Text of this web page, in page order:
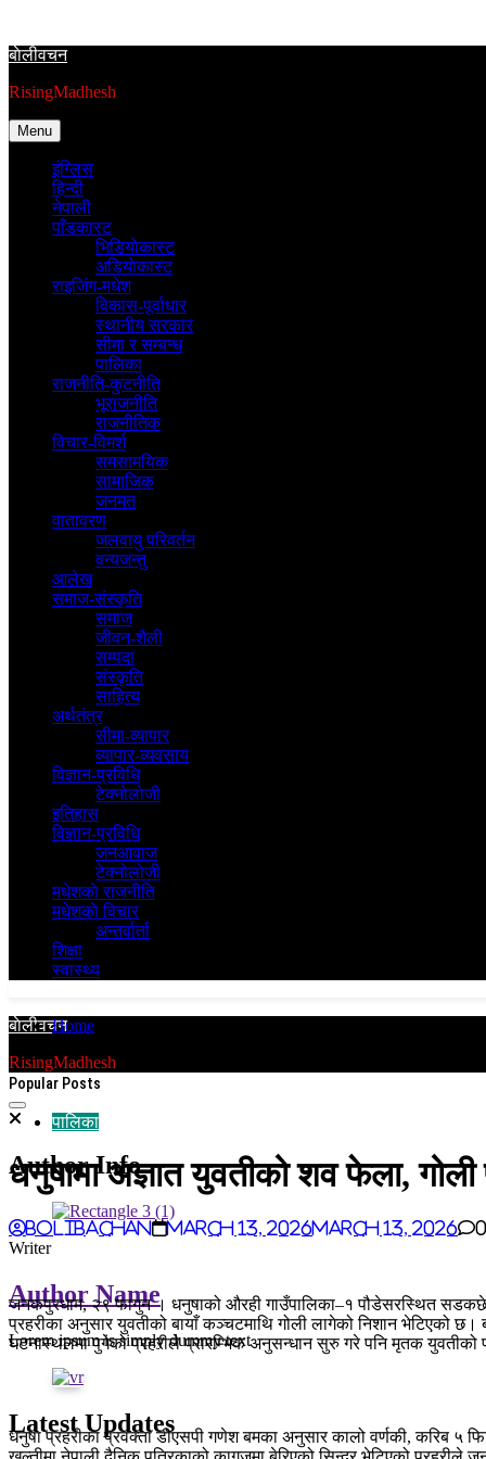
content
बाेलीवचन
RisingMadhesh
Menu
इंग्लिस
हिन्दी
नेपाली
पाँडकास्ट
भिडियाेकास्ट
अडियाेकास्ट
राइजिंग-मधेश
विकास-पूर्वाधार
स्थानीय सरकार
सीमा र सम्बन्ध
पालिका
राजनीति-कुटनीति
भूराजनीति
राजनीतिक
विचार-विमर्श
समसामयिक
सामाजिक
जनमत
वातावरण
जलवायु परिवर्तन
वन्यजन्तु
आलेख
समाज-संस्कृति
समाज
जीवन-शैली
सम्पदा
संस्कृति
साहित्य
अर्थतंत्र
सीमा-व्यापार
व्यापार-व्यवसाय
विज्ञान-प्रविधि
टेक्नोलोजी
इतिहास
विज्ञान-प्रविधि
जनआवाज
टेक्नोलोजी
मधेशकाे राजनीति
मधेशकाे विचार
अन्तर्वार्ता
शिक्षा
स्वास्थ्य
बाेलीवचन
RisingMadhesh
Author Info
Writer
Author Name
Lorem ipsum is simply dummy text
Latest Updates
Home
Popular Posts
पालिका
धनुषामा अज्ञात युवतीको शव फेला,
BoliBachan March 13, 2026March 13, 2026 0
जनकपुरधाम, २९ फागुन । धनुषाको औरही गाउँपालिका–१ पौडेसरस्थित
प्रहरीका अनुसार युवतीको बायाँ कञ्चटमाथि गोली लागेको निशान भेटिएको छ।
घटनास्थलमा पुगेको प्रहरीले प्रारम्भिक अनुसन्धान सुरु गरे पनि मृतक
धनुषा प्रहरीका प्रवक्ता डीएसपी गणेश बमका अनुसार कालो वर्णकी, करिब ५